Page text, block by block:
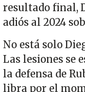
resultado final,
adiós al 2024
No está solo
Las lesiones se
la defensa de
libra por el